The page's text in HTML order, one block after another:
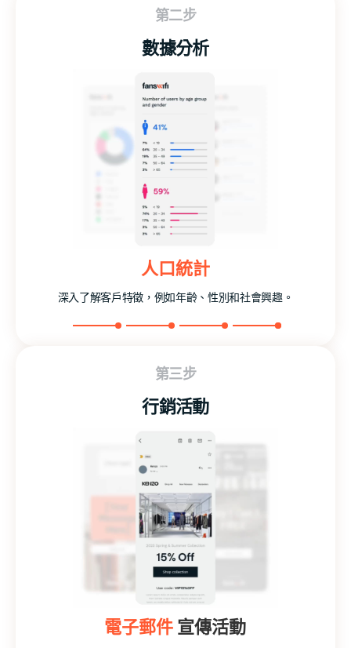
第二步
數據分析
人口統計
深入了解客戶特徵，例如年齡、性別和社會興趣。
聯絡我們信息
訪問客戶聯繫信息以增強溝通和建立關係。
自訂行為
監控客戶行動、購買、訪問頻率、繁忙時間等。
第三步
行銷活動
電子郵件 宣傳活動
互動式經驗
量身定制 宣傳活動